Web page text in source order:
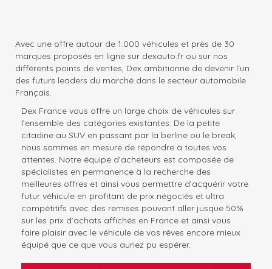
Avec une offre autour de 1.000 véhicules et près de 30
marques proposés en ligne sur dexauto.fr ou sur nos
différents points de ventes, Dex ambitionne de devenir l’un
des futurs leaders du marché dans le secteur automobile
Français.
Dex France vous offre un large choix de véhicules sur
l’ensemble des catégories existantes. De la petite
citadine au SUV en passant par la berline ou le break,
nous sommes en mesure de répondre à toutes vos
attentes. Notre équipe d’acheteurs est composée de
spécialistes en permanence à la recherche des
meilleures offres et ainsi vous permettre d’acquérir votre
futur véhicule en profitant de prix négociés et ultra
compétitifs avec des remises pouvant aller jusque 50%
sur les prix d’achats affichés en France et ainsi vous
faire plaisir avec le véhicule de vos rêves encore mieux
équipé que ce que vous auriez pu espérer.